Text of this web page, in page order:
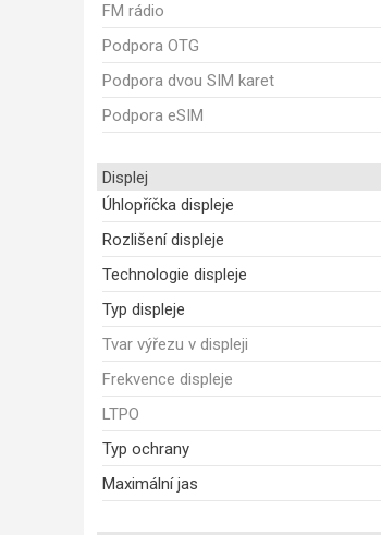
FM rádio
Podpora OTG
Podpora dvou SIM karet
Podpora eSIM
Displej
Úhlopříčka displeje
Rozlišení displeje
Technologie displeje
Typ displeje
Tvar výřezu v displeji
Frekvence displeje
LTPO
Typ ochrany
Maximální jas